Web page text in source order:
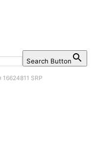
Search Button
16624811 SRP